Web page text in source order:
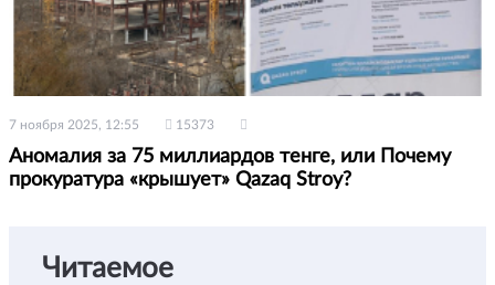
7 ноября 2025, 12:55 15373
Аномалия за 75 миллиардов тенге, или Почему
прокуратура «крышует» Qazaq Stroy?
Читаемое